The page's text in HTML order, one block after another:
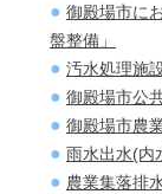
御殿場市に
盤整備」
汚水処理施
御殿場市公
御殿場市農
雨水出水(内
農業集落排